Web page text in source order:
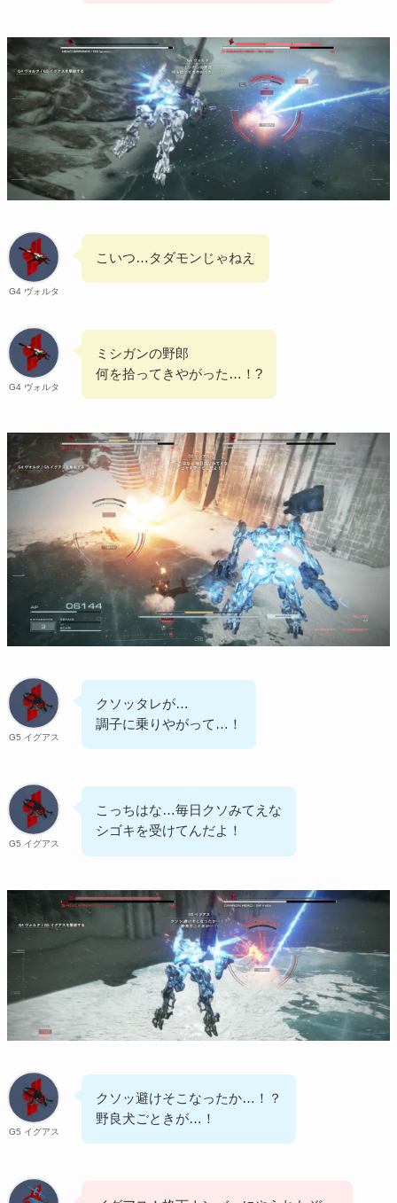
G4 ヴォルタ
こいつ…タダモンじゃねえ
G4 ヴォルタ
ミシガンの野郎
何を拾ってきやがった…！?
G5 イグアス
クソッタレが…
調子に乗りやがって…！
G5 イグアス
こっちはな…毎日クソみてえな
シゴキを受けてんだよ！
G5 イグアス
クソッ避けそこなったか…！？
野良犬ごときが…！